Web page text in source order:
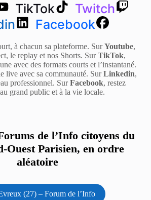
TikTok
Twitch
Facebook
à chacun sa plateforme. SurYoutube,
le replay et nos Shorts. SurTikTok,
avec des formats courts et l’instantané.
live avec sa communauté. SurLinkedin,
professionnel. SurFacebook, restez
grand public et à la vie locale.
de l’Info citoyens du
Ouest Parisien, en ordre
aléatoire
(27) – Forum de l’Info